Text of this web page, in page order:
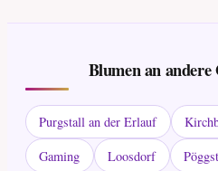
Blumen an andere
Purgstall an der Erlauf
Gaming
Loosdorf